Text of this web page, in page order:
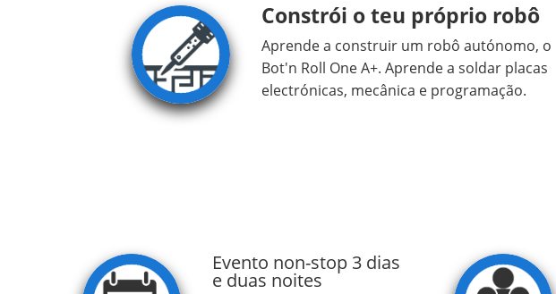
Constrói o teu próprio robô
Aprende a construir um robô autónomo, o
Bot'n Roll One A+. Aprende a soldar placas
electrónicas, mecânica e programação.
Evento non-stop 3 dias
e duas noites